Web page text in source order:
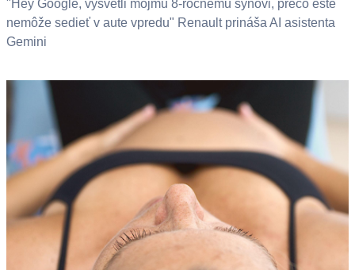
"Hey Google, vysvetli môjmu 8-ročnému synovi, prečo ešte
nemôže sedieť v aute vpredu" Renault prináša AI asistenta
Gemini